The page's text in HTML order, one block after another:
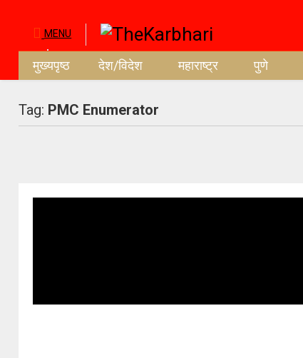
MENU
मुख्यपृष्ठ देश/विदेश महाराष्ट्र पुणे
Tag: PMC Enumerator